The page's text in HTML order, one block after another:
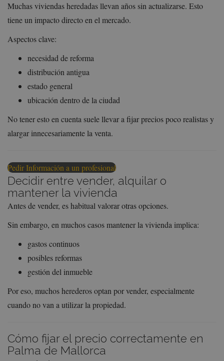
Muchas viviendas heredadas llevan años sin actualizarse. Esto
tiene un impacto directo en el mercado.
Aspectos clave:
necesidad de reforma
distribución antigua
estado general
ubicación dentro de la ciudad
No tener esto en cuenta suele llevar a fijar precios poco realistas y
alargar innecesariamente la venta.
Pedir Información a un profesional
Decidir entre vender, alquilar o
mantener la vivienda
Antes de vender, es habitual valorar otras opciones.
Sin embargo, en muchos casos mantener la vivienda implica:
gastos continuos
posibles reformas
gestión del inmueble
Por eso, muchos herederos optan por vender, especialmente
cuando no van a utilizar la propiedad.
Cómo fijar el precio correctamente en
Palma de Mallorca